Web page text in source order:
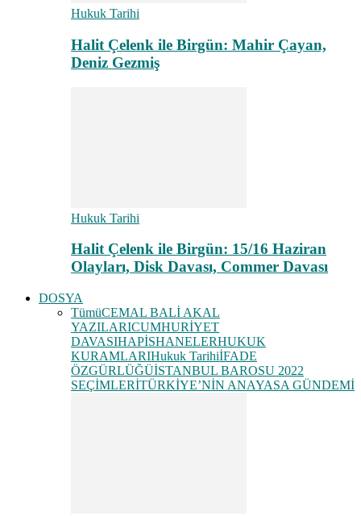
Hukuk Tarihi
Halit Çelenk ile Birgün: Mahir Çayan,
Deniz Gezmiş
Hukuk Tarihi
Halit Çelenk ile Birgün: 15/16 Haziran
Olayları, Disk Davası, Commer Davası
DOSYA
TümüCEMAL BALİ AKAL
YAZILARICUMHURİYET
DAVASIHAPİSHANELERHUKUK
KURAMLARIHukuk TarihiİFADE
ÖZGÜRLÜĞÜİSTANBUL BAROSU 2022
SEÇİMLERİTÜRKİYE’NİN ANAYASA GÜNDEMİ